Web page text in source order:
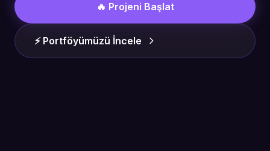
🔥 Projeni Başlat
⚡ Portföyümüzü İncele